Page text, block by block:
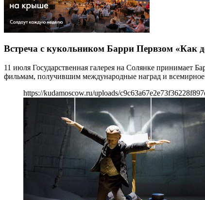
Встреча с кукольником Барри Первзом «Как
11 июля Государственная галерея на Солянке принимает
фильмам, получившим международные наград и всемирное
https://kudamoscow.ru/uploads/